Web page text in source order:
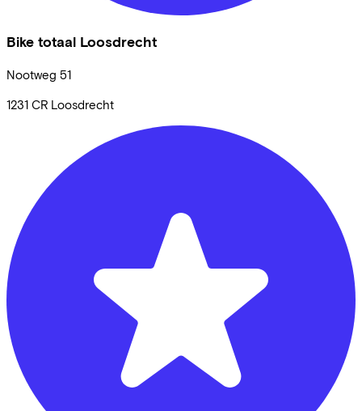
Bike totaal Loosdrecht
Nootweg 51
1231 CR Loosdrecht